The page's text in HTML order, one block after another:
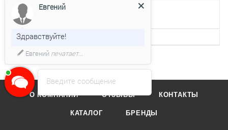
Кол-во индукционных
Кол-во уровней мощности
О КОМПАНИИ ОТЗЫВЫ КОНТАКТЫ
КАТАЛОГ БРЕНДЫ
Введите сообщение
Евгений
Здравствуйте!
Евгенийпечатает...